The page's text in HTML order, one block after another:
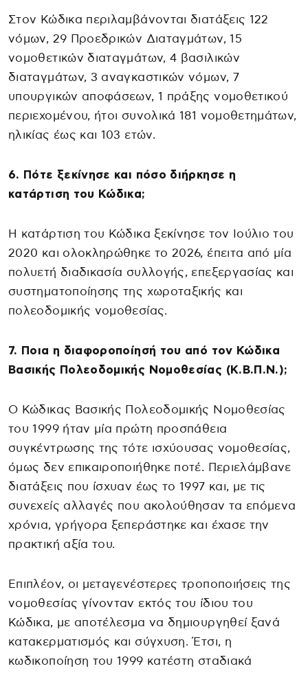
Στον Κώδικα περιλαμβάνονται διατάξεις 122
νόμων, 29 Προεδρικών Διαταγμάτων, 15
νομοθετικών διαταγμάτων, 4 βασιλικών
διαταγμάτων, 3 αναγκαστικών νόμων, 7
υπουργικών αποφάσεων, 1 πράξης νομοθετικού
περιεχομένου, ήτοι συνολικά 181 νομοθετημάτων,
ηλικίας έως και 103 ετών.
6. Πότε ξεκίνησε και πόσο διήρκησε η
κατάρτιση του Κώδικα;
Η κατάρτιση του Κώδικα ξεκίνησε τον Ιούλιο του
2020 και ολοκληρώθηκε το 2026, έπειτα από μία
πολυετή διαδικασία συλλογής, επεξεργασίας και
συστηματοποίησης της χωροταξικής και
πολεοδομικής νομοθεσίας.
7. Ποια η διαφοροποίησή του από τον Κώδικα
Βασικής Πολεοδομικής Νομοθεσίας (Κ.Β.Π.Ν.);
Ο Κώδικας Βασικής Πολεοδομικής Νομοθεσίας
του 1999 ήταν μία πρώτη προσπάθεια
συγκέντρωσης της τότε ισχύουσας νομοθεσίας,
όμως δεν επικαιροποιήθηκε ποτέ. Περιελάμβανε
διατάξεις που ίσχυαν έως το 1997 και, με τις
συνεχείς αλλαγές που ακολούθησαν τα επόμενα
χρόνια, γρήγορα ξεπεράστηκε και έχασε την
πρακτική αξία του.
Επιπλέον, οι μεταγενέστερες τροποποιήσεις της
νομοθεσίας γίνονταν εκτός του ίδιου του
Κώδικα, με αποτέλεσμα να δημιουργηθεί ξανά
κατακερματισμός και σύγχυση. Έτσι, η
κωδικοποίηση του 1999 κατέστη σταδιακά